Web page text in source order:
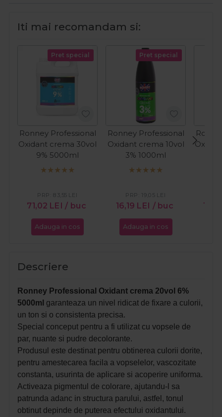
Iti mai recomandam si:
Pret special
Ronney Professional
Oxidant crema 30vol
9% 5000ml
71,02 LEI / buc
PRP: 83,55 LEI
Adauga in cos
Pret special
Ronney Professional
Oxidant crema 10vol
3% 1000ml
16,19 LEI / buc
PRP: 19,05 LEI
Adauga in cos
Descriere
Ronney Professional Oxidant crema 20vol 6%
5000ml garanteaza un nivel ridicat de fixare a culorii,
un ton si o consistenta precisa.
Special conceput pentru a fi utilizat cu vopsele de
par, nuante si pudre decolorante.
Produsul este destinat pentru obtinerea culorii dorite,
pentru amestecarea facila a vopselelor, vascozitate
constanta, usurinta de aplicare si acoperire uniforma.
Activeaza pigmentul de colorare, ajutandu-l sa
patrunda adanc in structura parului, astfel, tonul
obtinut depinde de puterea efectului oxidantului.